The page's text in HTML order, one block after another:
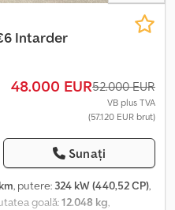
Intarder
48.000 EUR52.000 EUR
VB plus TVA
(57.120 EUR brut)
Sunați
, putere: 324 kW (440,52 CP),
goală:12.048 kg,